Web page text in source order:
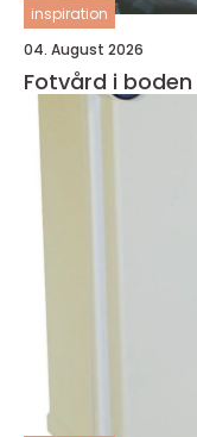
inspiration
04. August 2026